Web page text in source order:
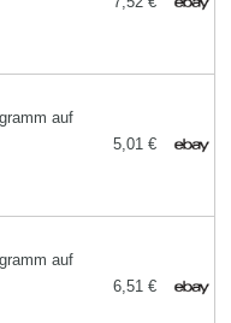
auf
5,01 €
auf
6,51 €